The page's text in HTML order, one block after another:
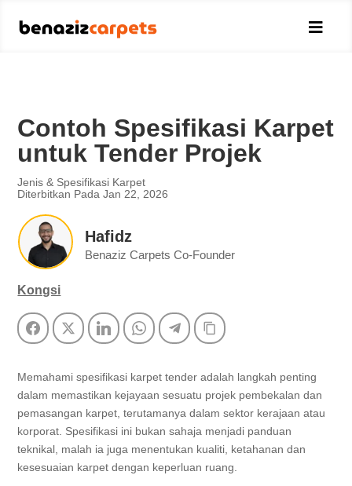

Contoh Spesifikasi Karpet
untuk Tender Projek
Jenis & Spesifikasi Karpet
Diterbitkan Pada Jan 22, 2026
Hafidz
Benaziz Carpets Co-Founder
Kongsi
FacebookTwitter LinkedInWhatsAppTelegramCopy Link
Memahami spesifikasi karpet tender adalah langkah penting
dalam memastikan kejayaan sesuatu projek pembekalan dan
pemasangan karpet, terutamanya dalam sektor kerajaan atau
korporat. Spesifikasi ini bukan sahaja menjadi panduan
teknikal, malah ia juga menentukan kualiti, ketahanan dan
kesesuaian karpet dengan keperluan ruang.